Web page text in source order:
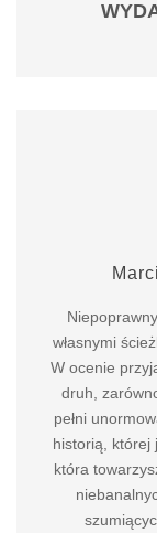
własnymi
W ocenie
druh,
pełni
historią, której
która